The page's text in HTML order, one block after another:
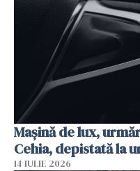
Mașină de lux,
Cehia, depistată la
14 IULIE 2026